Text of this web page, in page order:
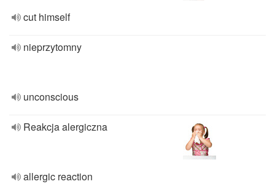
cut himself
nieprzytomny
unconscious
Reakcja alergiczna
allergic reaction